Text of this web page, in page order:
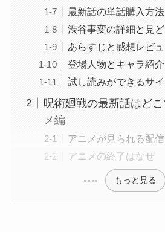
最新話の単話購入方法
渋谷事変の詳細と見
あらすじと感想レビ
登場人物とキャラ紹介
試し読みができるサイ
呪術廻戦の最新話はど
メ編
アニメが見られる配
アニメの終了はなぜ
もっと見る